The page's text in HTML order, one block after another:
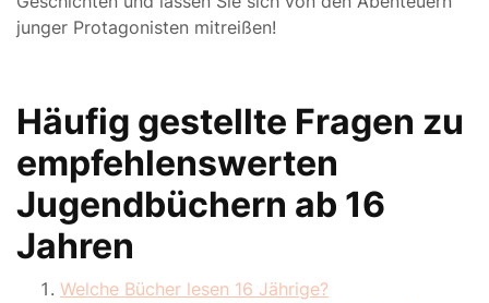
junger Protagonisten mitreißen!
Häufig gestellte Fragen zu
empfehlenswerten
Jugendbüchern ab 16
Jahren
Welche Bücher lesen 16 Jährige?